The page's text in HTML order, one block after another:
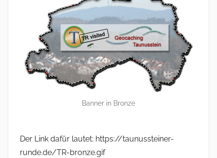
Banner in Bronze
Der Link dafür lautet: https://taunussteiner-
runde.de/TR-bronze.gif